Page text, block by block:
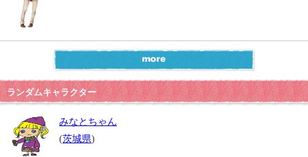
ランダムキャラクター
みなとちゃん
(茨城県)